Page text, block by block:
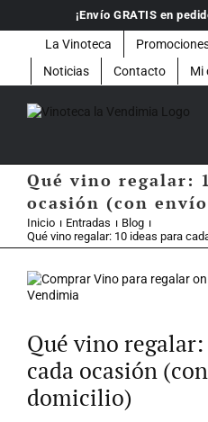
contenido
¡Envío GRATIS en
La Vinoteca
Noticias
Contacto Mi
Qué vino regalar:
ocasión (con
Inicio Entradas
Blog
Qué vino regalar: 10 ideas para
Ver
imagen
Qué vino regalar:
cada ocasión
domicilio)